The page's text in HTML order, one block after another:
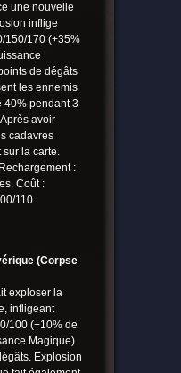
une nouvelle
inflige
150/170 (+35%
de dégâts
les ennemis
40% pendant 3
avoir
cadavres
la carte.
:
Coût :
110.
(Corpse
exploser la
infligeant
100 (+10% de
Magique)
Explosion